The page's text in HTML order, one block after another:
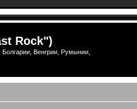
Rock")
Венгрии, Румынии,